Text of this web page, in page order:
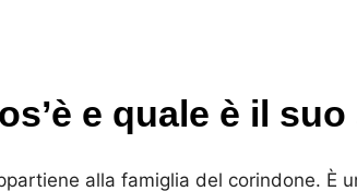
e quale è il
alla famiglia del corindone. È